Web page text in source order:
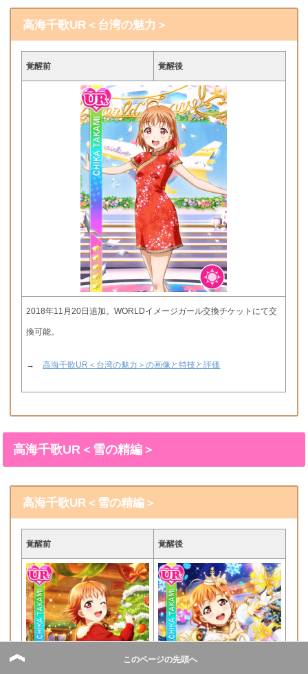
高海千歌UR＜台湾の魅力＞
覚醒前 覚醒後
2018年11月20日追加。WORLDイメージガール交換チケットにて交
換可能。
→高海千歌UR＜台湾の魅力＞の画像と特技と評価
高海千歌UR＜雪の精編＞
高海千歌UR＜雪の精編＞
覚醒前 覚醒後
このページの先頭へ